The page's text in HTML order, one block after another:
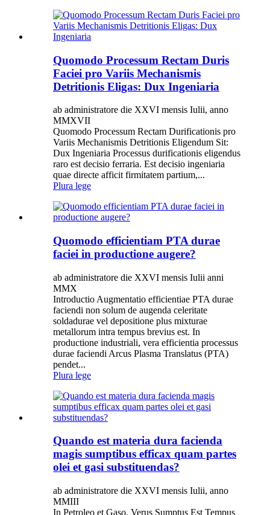
Quomodo Processum Rectam Duris
Faciei pro Variis Mechanismis
Detritionis Eligas: Dux Ingeniaria
ab administratore die XXVI mensis Iulii, anno
MMXVII
Quomodo Processum Rectam Durificationis pro
Variis Mechanismis Detritionis Eligendum Sit:
Dux Ingeniaria Processus durificationis eligendus
raro est decisio ferraria. Est decisio ingeniaria
quae directe afficit firmitatem partium,...
Plura lege
Quomodo efficientiam PTA durae
faciei in productione augere?
ab administratore die XXVI mensis Iulii anni
MMX
Introductio Augmentatio efficientiae PTA durae
faciendi non solum de augenda celeritate
soldadurae vel depositione plus mixturae
metallorum intra tempus brevius est. In
productione industriali, vera efficientia processus
durae faciendi Arcus Plasma Translatus (PTA)
pendet...
Plura lege
Quando est materia dura facienda
magis sumptibus efficax quam partes
olei et gasi substituendas?
ab administratore die XXVI mensis Iulii, anno
MMIII
In Petroleo et Gaso, Verus Sumptus Est Tempus